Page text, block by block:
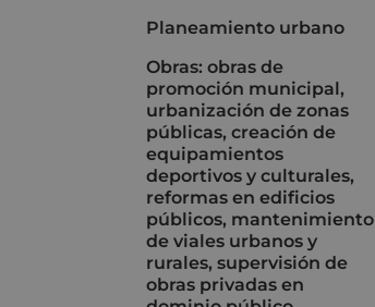
Planeamiento urbano
Obras: obras de
promoción municipal,
urbanización de zonas
públicas, creación de
equipamientos
deportivos y culturales,
reformas en edificios
públicos, mantenimiento
de viales urbanos y
rurales, supervisión de
obras privadas en